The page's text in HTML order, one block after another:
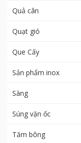
Quả cân
Quạt gió
Que Cấy
Sản phẩm inox
Sàng
Súng vặn ốc
Tăm bông